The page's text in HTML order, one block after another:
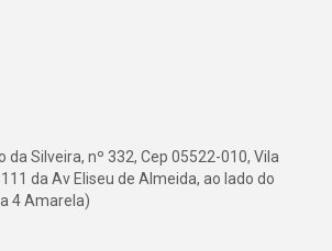
da Silveira, nº 332, Cep 05522-010, Vila
da Av Eliseu de Almeida, ao lado do
4 Amarela)